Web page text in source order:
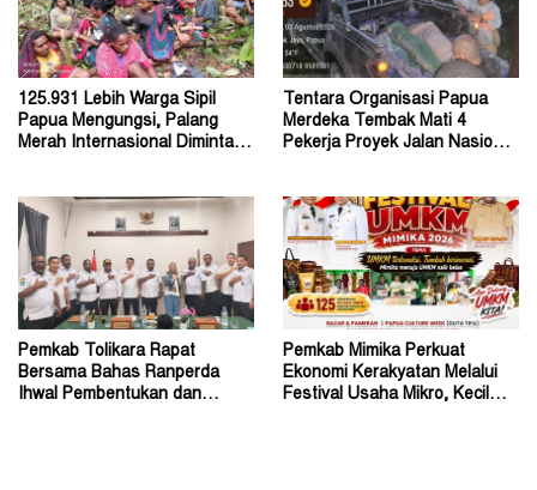
125.931 Lebih Warga Sipil
Papua Mengungsi, Palang
Merah Internasional Diminta
Tentara Organisasi Papua
Merdeka Tembak Mati 4
Pekerja Proyek Jalan Nasional
Pemkab Tolikara Rapat
Bersama Bahas Ranperda
Ihwal Pembentukan dan
Pemkab Mimika Perkuat
Ekonomi Kerakyatan Melalui
Festival Usaha Mikro, Kecil